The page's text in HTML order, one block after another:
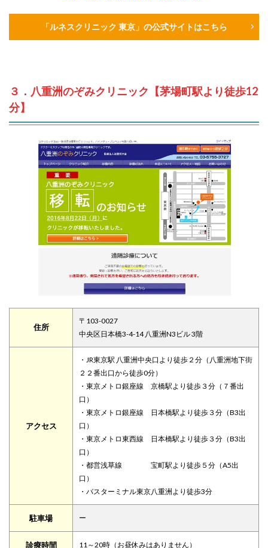
「ルネスクリニック 東京」の公式サイトはこちら
３．八重洲のぞみクリニック【茅場町駅より徒歩12
分】
住所
〒103-0027
中央区日本橋3-4-14 八重洲N3ビル 3階
アクセス
・JR東京駅 八重洲中央口より徒歩２分（八重洲地下街
２２番出口から徒歩0分）
・東京メトロ銀座線 京橋駅より徒歩３分（７番出
口）
・東京メトロ銀座線 日本橋駅より徒歩３分（B3出
口）
・東京メトロ東西線 日本橋駅より徒歩３分（B3出
口）
・都営浅草線 宝町駅より徒歩５分（A5出
口）
・バスターミナル東京八重洲より徒歩3分
駐車場 ー
診療時間 11～20時（お昼休みはありません）